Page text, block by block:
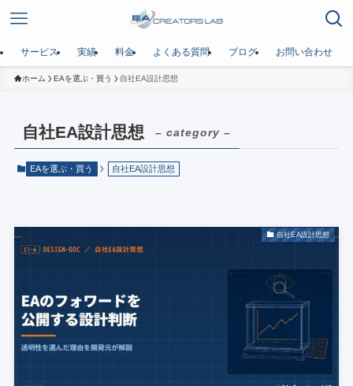
サービス 実績 料金 よくある質問 ブログ お問い合わせ
ホーム EAを選ぶ・買う 自社EA設計思想
自社EA設計思想 – category –
EAを選ぶ・買う 自社EA設計思想
自社EA設計思想